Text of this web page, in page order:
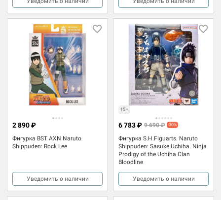
Фигурка BST AXN Naruto
Shippuden: Rock Lee
2 890 ₽
Уведомить о наличии
15+
Фигурка S.H.Figuarts. Naruto
Shippuden: Sasuke Uchiha. Ninja
Prodigy of the Uchiha Clan
Bloodline
6 783 ₽ 9 690 ₽ -30%
Уведомить о наличии